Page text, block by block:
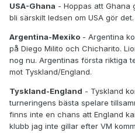
USA-Ghana - Hoppas att Ghana
bli särskilt ledsen om USA gör det.
Argentina-Mexiko - Argentina
på Diego Milito och Chicharito.
nog nu. Argentinas första riktiga
mot Tyskland/England.
Tyskland-England - Tyskland
turneringens bästa spelare
finns inte en chans att England
klubb jag inte gillar efter VM